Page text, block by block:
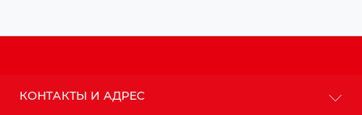
КОНТАКТЫ И АДРЕС